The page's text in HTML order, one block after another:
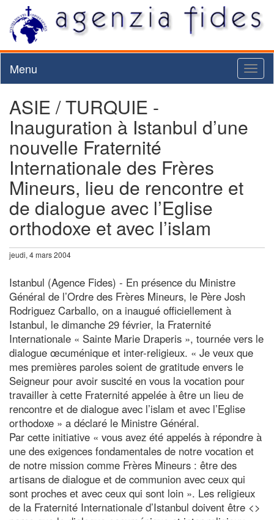
Menu
ASIE / TURQUIE -
Inauguration à Istanbul d’une
nouvelle Fraternité
Internationale des Frères
Mineurs, lieu de rencontre et
de dialogue avec l’Eglise
orthodoxe et avec l’islam
jeudi, 4 mars 2004
Istanbul (Agence Fides) - En présence du Ministre
Général de l’Ordre des Frères Mineurs, le Père Josh
Rodriguez Carballo, on a inaugué officiellement à
Istanbul, le dimanche 29 février, la Fraternité
Internationale « Sainte Marie Draperis », tournée vers le
dialogue œcuménique et inter-religieux. « Je veux que
mes premières paroles soient de gratitude envers le
Seigneur pour avoir suscité en vous la vocation pour
travailler à cette Fraternité appelée à être un lieu de
rencontre et de dialogue avec l’islam et avec l’Eglise
orthodoxe » a déclaré le Ministre Général.
Par cette initiative « vous avez été appelés à répondre à
une des exigences fondamentales de notre vocation et
de notre mission comme Frères Mineurs : être des
artisans de dialogue et de communion avec ceux qui
sont proches et avec ceux qui sont loin ». Les religieux
de la Fraternité Internationale d’Istanbul doivent être <>